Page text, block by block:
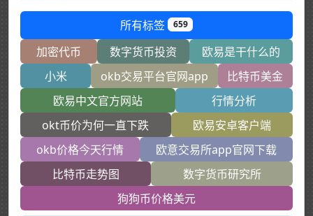
所有标签 659
加密代币 数字货币投资
欧易是干什么的
小米
okb交易平台官网app
比特币美金
欧易中文官方网站
行情分析
okt币价为何一直下跌
欧易安卓客户端
okb价格今天行情
欧意交易所app官网下载
比特币走势图
数字货币研究所
狗狗币价格美元